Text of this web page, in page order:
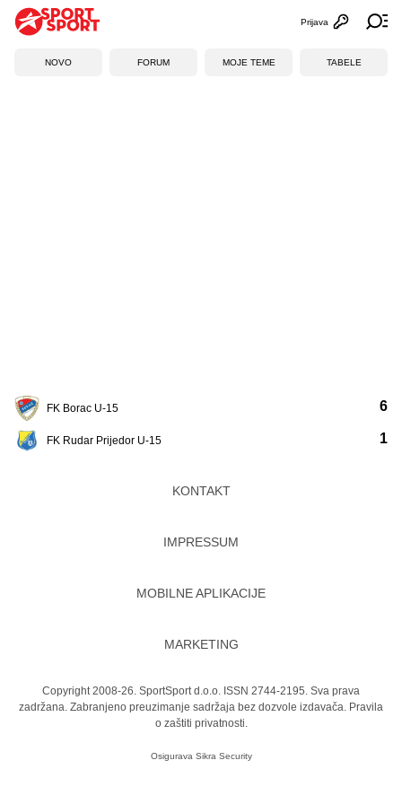
Otvori
Prijava
NOVO FORUM MOJE TEME TABELE
FK Borac U-15
FK Rudar Prijedor U-15
6
1
KONTAKT
IMPRESSUM
MOBILNE APLIKACIJE
MARKETING
Copyright 2008-26. SportSport d.o.o. ISSN 2744-2195. Sva prava
zadržana. Zabranjeno preuzimanje sadržaja bez dozvole izdavača. Pravila
o zaštiti privatnosti.
Osigurava Sikra Security